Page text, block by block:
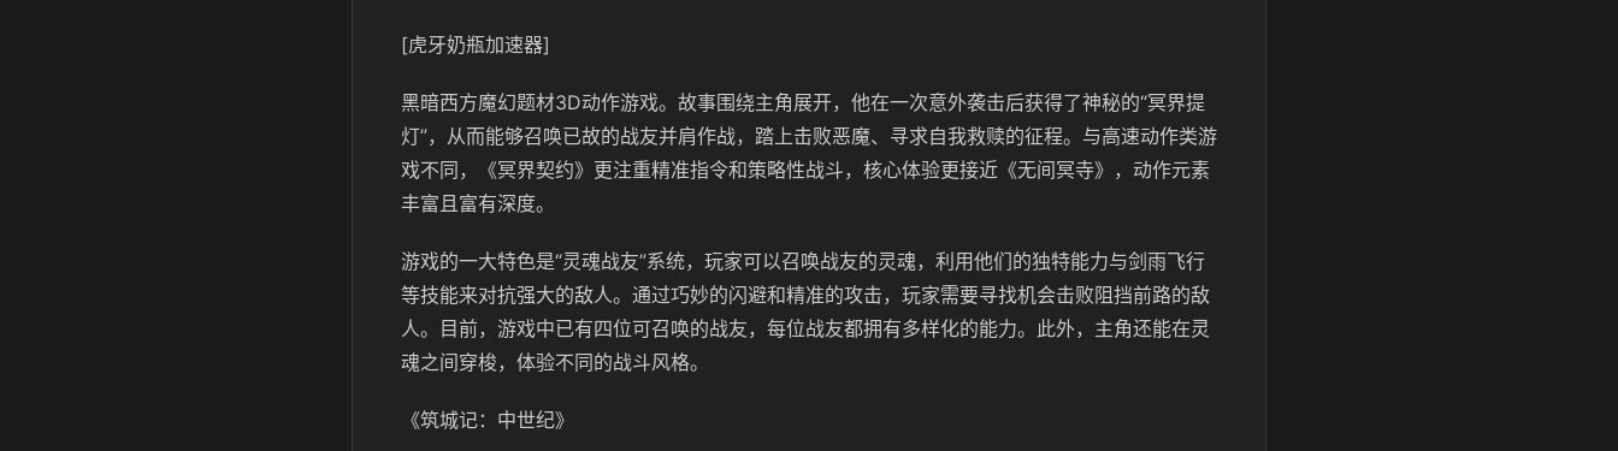
[虎牙奶瓶加速器]
黑暗西方魔幻题材3D动作游戏。故事围绕主角展开，他在一次意外袭击后获得了神秘的“冥界提
灯”，从而能够召唤已故的战友并肩作战，踏上击败恶魔、寻求自我救赎的征程。与高速动作类游
戏不同，《冥界契约》更注重精准指令和策略性战斗，核心体验更接近《无间冥寺》，动作元素
丰富且富有深度。
游戏的一大特色是“灵魂战友”系统，玩家可以召唤战友的灵魂，利用他们的独特能力与剑雨飞行
等技能来对抗强大的敌人。通过巧妙的闪避和精准的攻击，玩家需要寻找机会击败阻挡前路的敌
人。目前，游戏中已有四位可召唤的战友，每位战友都拥有多样化的能力。此外，主角还能在灵
魂之间穿梭，体验不同的战斗风格。
《筑城记：中世纪》